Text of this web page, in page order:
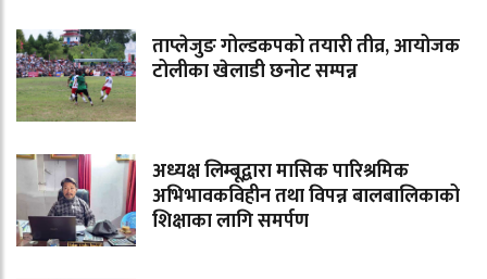
ताप्लेजुङ गोल्डकपको तयारी तीव्र, आयोजक
टोलीका खेलाडी छनोट सम्पन्न
अध्यक्ष लिम्बूद्वारा मासिक पारिश्रमिक
अभिभावकविहीन तथा विपन्न बालबालिकाको
शिक्षाका लागि समर्पण